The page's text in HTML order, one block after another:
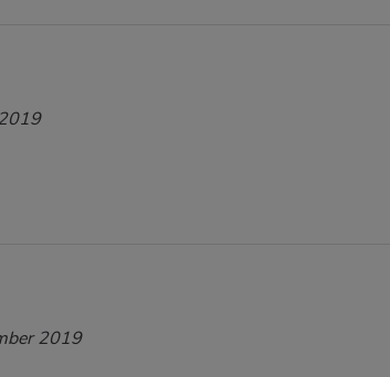
2019